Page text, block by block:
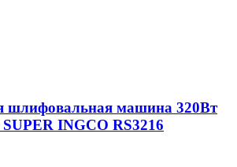
шлифовальная машина 320Вт
INGCO RS3216